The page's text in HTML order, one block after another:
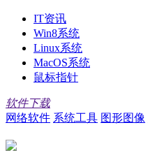
IT资讯
Win8系统
Linux系统
MacOS系统
鼠标指针
软件下载
网络软件 系统工具 图形图像